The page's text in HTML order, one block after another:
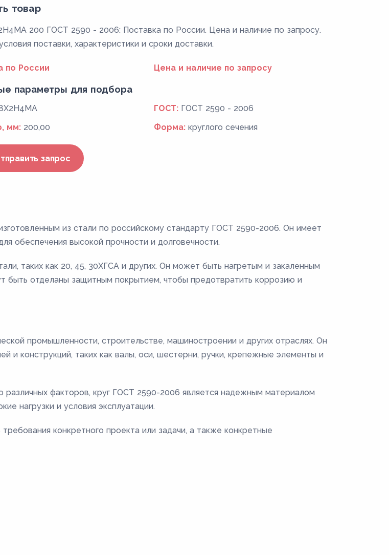
товар
200 ГОСТ 2590 - 2006: Поставка по России. Цена и наличие по запросу.
поставки, характеристики и сроки доставки.
по России Цена и наличие по запросу
параметры для подбора
ГОСТ: ГОСТ 2590 - 2006
мм: 200,00 Форма: круглого сечения
запрос
из стали по российскому стандарту ГОСТ 2590-2006. Он имеет
обеспечения высокой прочности и долговечности.
таких как 20, 45, 30ХГСА и других. Он может быть нагретым и закаленным
быть отделаны защитным покрытием, чтобы предотвратить коррозию и
промышленности, строительстве, машиностроении и других отраслях. Он
и конструкций, таких как валы, оси, шестерни, ручки, крепежные элементы и
различных факторов, круг ГОСТ 2590-2006 является надежным материалом
нагрузки и условия эксплуатации.
конкретного проекта или задачи, а также конкретные